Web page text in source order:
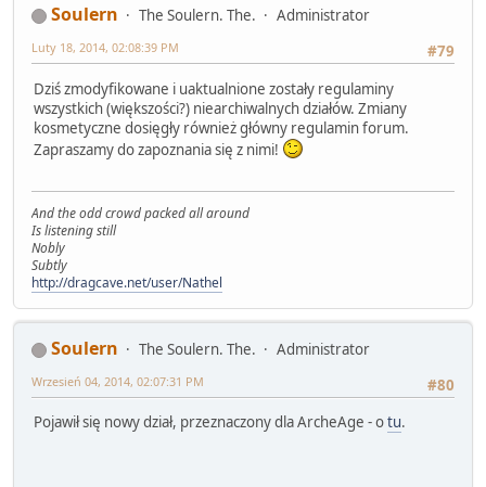
Soulern The Soulern. The.
Administrator
#79
Luty 18, 2014, 02:08:39 PM
Dziś zmodyfikowane i uaktualnione zostały regulaminy
wszystkich (większości?) niearchiwalnych działów. Zmiany
kosmetyczne dosięgły również główny regulamin forum.
Zapraszamy do zapoznania się z nimi!
And the odd crowd packed all around
Is listening still
Nobly
Subtly
http://dragcave.net/user/Nathel
Soulern The Soulern. The.
Administrator
#80
Wrzesień 04, 2014, 02:07:31 PM
Pojawił się nowy dział, przeznaczony dla ArcheAge - otu.